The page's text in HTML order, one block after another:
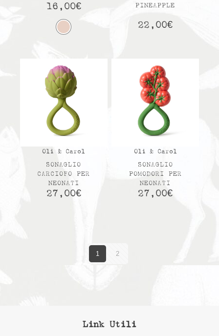
16,00€
PINEAPPLE
22,00€
Oli & Carol
SONAGLIO
CARCIOFO PER
NEONATI
27,00€
Oli & Carol
SONAGLIO
POMODORI PER
NEONATI
27,00€
1 2
Link Utili